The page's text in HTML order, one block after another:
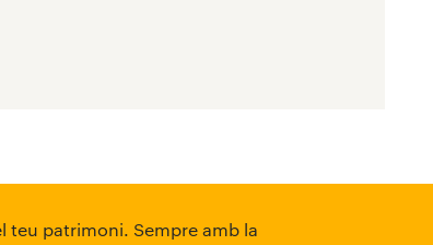
teu patrimoni. Sempre amb la